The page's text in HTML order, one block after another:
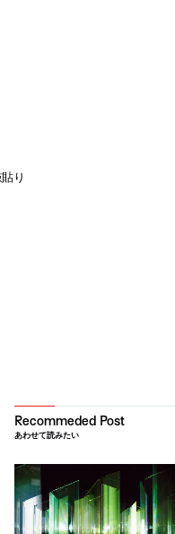
り
あわせて読みたい